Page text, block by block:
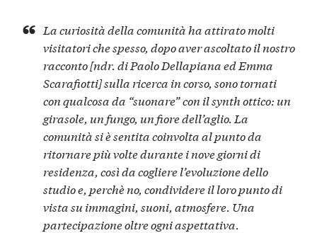
La curiosità della comunità ha attirato molti
visitatori che spesso, dopo aver ascoltato il nostro
racconto [ndr. di Paolo Dellapiana ed Emma
Scarafiotti] sulla ricerca in corso, sono tornati
con qualcosa da “suonare” con il synth ottico: un
girasole, un fungo, un fiore dell’aglio. La
comunità si è sentita coinvolta al punto da
ritornare più volte durante i nove giorni di
residenza, così da cogliere l’evoluzione dello
studio e, perchè no, condividere il loro punto di
vista su immagini, suoni, atmosfere. Una
partecipazione oltre ogni aspettativa.